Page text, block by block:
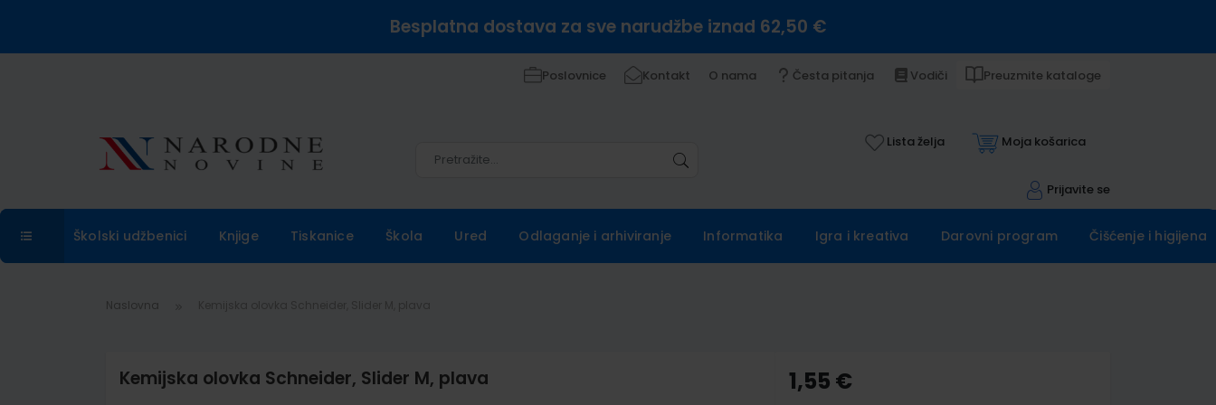
Besplatna dostava za sve narudžbe iznad 62,50 €
Poslovnice Kontakt O nama Česta pitanja Vodiči Preuzmite kataloge
Lista želja Moja košarica
Prijavite se
Školski udžbenici Knjige Tiskanice Škola Ured Odlaganje i arhiviranje Informatika Igra i kreativa Darovni program Čišćenje i higijena
Naslovna
Kemijska olovka Schneider, Slider M, plava 1,55 €